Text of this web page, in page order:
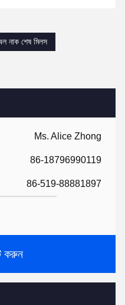
Ms. Alice Zhong
86-18796990119
86-519-88881897
করুন
নাক শেষ মিলস